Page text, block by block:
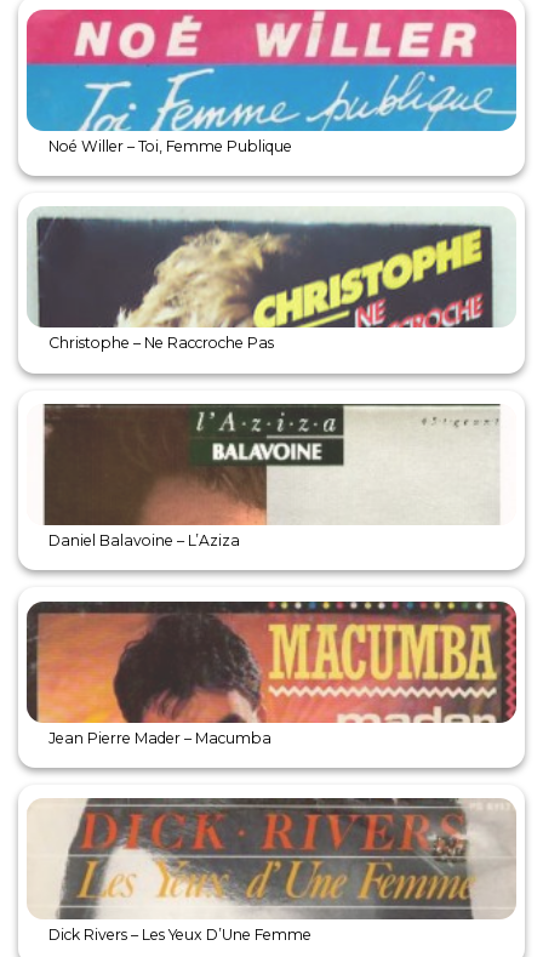
Noé Willer – Toi, Femme Publique
Christophe – Ne Raccroche Pas
Daniel Balavoine – L’Aziza
Jean Pierre Mader – Macumba
Dick Rivers – Les Yeux D’Une Femme